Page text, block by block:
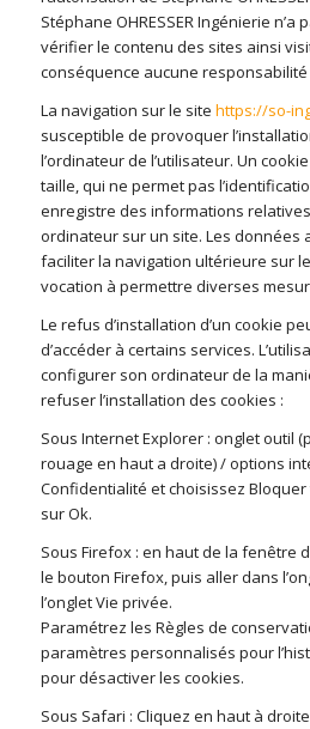
Stéphane OHRESSER Ingénierie n’a
vérifier le contenu des sites ainsi
conséquence aucune responsabilité
La navigation sur le site https://so-
susceptible de provoquer
l’ordinateur de l’utilisateur. Un
taille, qui ne permet pas
enregistre des informations
ordinateur sur un site. Les données
faciliter la navigation ultérieure sur
vocation à permettre diverses
Le refus d’installation d’un cookie
d’accéder à certains services.
configurer son ordinateur de la
refuser l’installation des cookies :
Sous Internet Explorer : onglet outil
rouage en haut a droite) / options
Confidentialité et choisissez
sur Ok.
Sous Firefox : en haut de la fenêtre
le bouton Firefox, puis aller dans
l’onglet Vie privée.
Paramétrez les Règles de
paramètres personnalisés pour
pour désactiver les cookies.
Sous Safari : Cliquez en haut à